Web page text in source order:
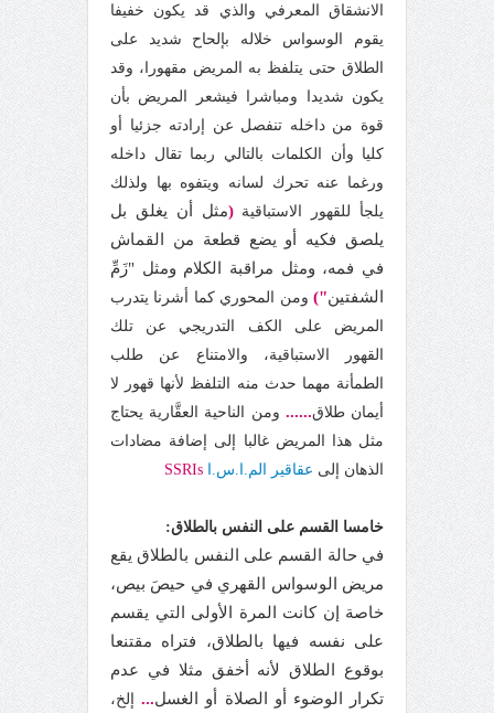
الانشقاق المعرفي والذي قد يكون خفيفا
يقوم الوسواس خلاله بإلحاح شديد على
الطلاق حتى يتلفظ به المريض مقهورا، وقد
يكون شديدا ومباشرا فيشعر المريض بأن
قوة من داخله تنفصل عن إرادته جزئيا أو
كليا وأن الكلمات بالتالي ربما تقال داخله
ورغما عنه تحرك لسانه ويتفوه بها ولذلك
يلجأ للقهور الاستباقية(مثل أن يغلق بل
يلصق فكيه أو يضع قطعة من القماش
في فمه، ومثل مراقبة الكلام ومثل "زَمِّ
الشفتين") ومن المحوري كما أشرنا يتدرب
المريض على الكف التدريجي عن تلك
القهور الاستباقية، والامتناع عن طلب
الطمأنة مهما حدث منه التلفظ لأنها قهور لا
أيمان طلاق...... ومن الناحية العقَّارية يحتاج
مثل هذا المريض غالبا إلى إضافة مضادات
الذهان إلى عقاقير الم.ا.س.ا SSRIs
خامسا القسم على النفس بالطلاق:
في حالة القسم على النفس بالطلاق يقع
مريض الوسواس القهري في حيصَ بيص،
خاصة إن كانت المرة الأولى التي يقسم
على نفسه فيها بالطلاق، فتراه مقتنعا
بوقوع الطلاق لأنه أخفق مثلا في عدم
تكرار الوضوء أو الصلاة أو الغسل...إلخ،